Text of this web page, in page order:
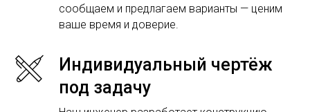
сообщаем и предлагаем варианты — ценим
ваше время и доверие.
Индивидуальный чертёж
под задачу